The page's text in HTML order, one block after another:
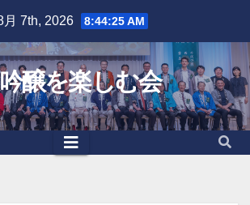
月 7th, 2026 8:44:26 AM
醸を楽しむ会